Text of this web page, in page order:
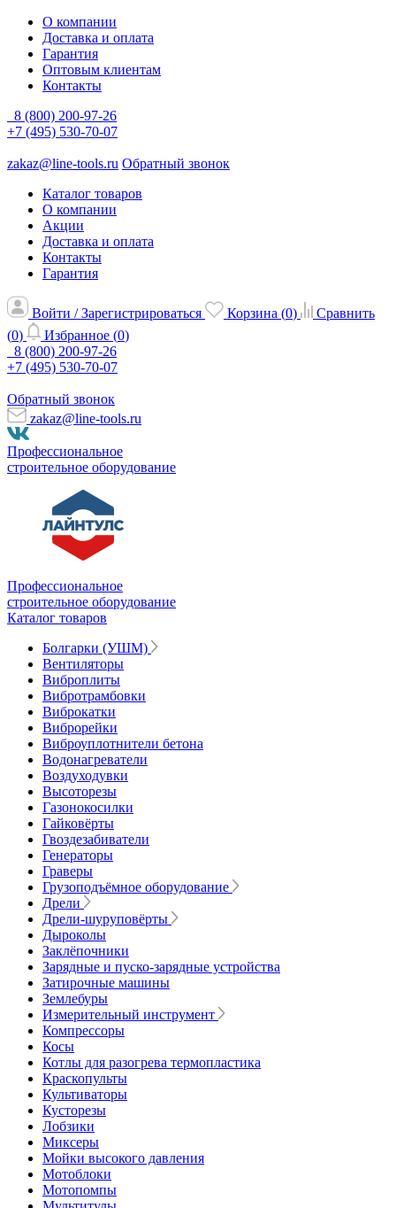
О компании
Доставка и оплата
Гарантия
Оптовым клиентам
Контакты
8 (800) 200-97-26
+7 (495) 530-70-07
zakaz@line-tools.ru Обратный звонок
Каталог товаров
О компании
Акции
Доставка и оплата
Контакты
Гарантия
Войти / Зарегистрироваться Корзина (0)
Сравнить
(0) Избранное (0)
8 (800) 200-97-26
+7 (495) 530-70-07
Обратный звонок
zakaz@line-tools.ru
Профессиональное
строительное оборудование
Профессиональное
строительное оборудование
Каталог товаров
Болгарки (УШМ)
Вентиляторы
Виброплиты
Вибротрамбовки
Виброкатки
Виброрейки
Виброуплотнители бетона
Водонагреватели
Воздуходувки
Высоторезы
Газонокосилки
Гайковёрты
Гвоздезабиватели
Генераторы
Граверы
Грузоподъёмное оборудование
Дрели
Дрели-шуруповёрты
Дыроколы
Заклёпочники
Зарядные и пуско-зарядные устройства
Затирочные машины
Землебуры
Измерительный инструмент
Компрессоры
Косы
Котлы для разогрева термопластика
Краскопульты
Культиваторы
Кусторезы
Лобзики
Миксеры
Мойки высокого давления
Мотоблоки
Мотопомпы